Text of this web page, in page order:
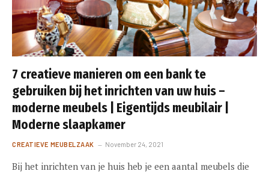
7 creatieve manieren om een ​​bank te
gebruiken bij het inrichten van uw huis –
moderne meubels | Eigentijds meubilair |
Moderne slaapkamer
CREATIEVE MEUBELZAAK November 24, 2021
Bij het inrichten van je huis heb je een aantal meubels die